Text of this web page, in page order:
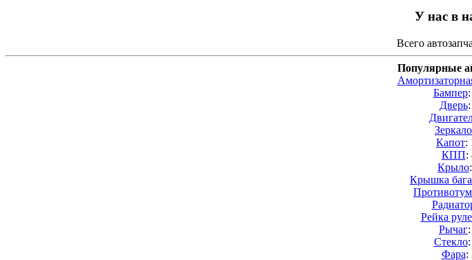
У нас в
Всего
Популярные
Бампер
Дверь:
Зеркало
Капот:
КПП:
Крыло
Крышка
Рейка
Рычаг
Стекло:
Фара: